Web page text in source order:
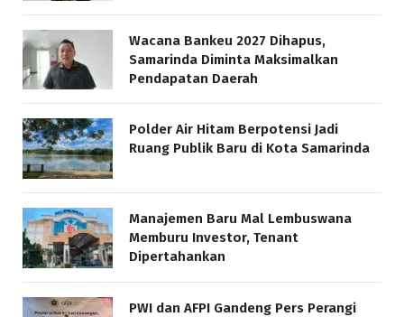
Wacana Bankeu 2027 Dihapus,
Samarinda Diminta Maksimalkan
Pendapatan Daerah
Polder Air Hitam Berpotensi Jadi
Ruang Publik Baru di Kota Samarinda
Manajemen Baru Mal Lembuswana
Memburu Investor, Tenant
Dipertahankan
PWI dan AFPI Gandeng Pers Perangi